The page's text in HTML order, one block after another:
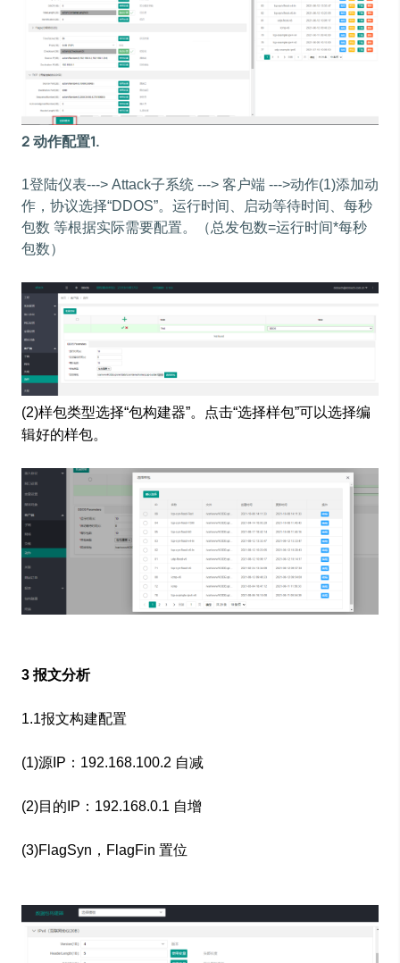
2 动作配置1.
1登陆仪表---> Attack子系统 ---> 客户端 --->动作(1)添加动
作，协议选择“DDOS”。运行时间、启动等待时间、每秒
包数 等根据实际需要配置。（总发包数=运行时间*每秒
包数）
(2)样包类型选择“包构建器”。点击“选择样包”可以选择编
辑好的样包。
3 报文分析
1.1报文构建配置
(1)源IP：192.168.100.2 自减
(2)目的IP：192.168.0.1 自增
(3)FlagSyn，FlagFin 置位